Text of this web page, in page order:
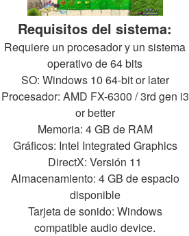
Requisitos del sistema:
Requiere un procesador y un sistema
operativo de 64 bits
SO: Windows 10 64-bit or later
Procesador: AMD FX-6300 / 3rd gen i3
or better
Memoria: 4 GB de RAM
Gráficos: Intel Integrated Graphics
DirectX: Versión 11
Almacenamiento: 4 GB de espacio
disponible
Tarjeta de sonido: Windows
compatible audio device.